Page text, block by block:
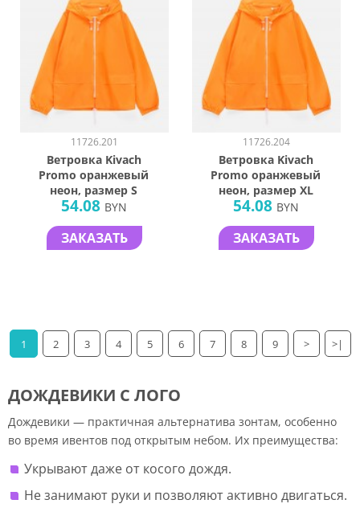
11726.201
Ветровка Kivach
Promo оранжевый
неон, размер S
54.08 BYN
ЗАКАЗАТЬ
11726.204
Ветровка Kivach
Promo оранжевый
неон, размер XL
54.08 BYN
ЗАКАЗАТЬ
1 2 3 4 5 6 7 8 9 > >|
ДОЖДЕВИКИ С ЛОГО
Дождевики — практичная альтернатива зонтам, особенно
во время ивентов под открытым небом. Их преимущества:
Укрывают даже от косого дождя.
Не занимают руки и позволяют активно двигаться.